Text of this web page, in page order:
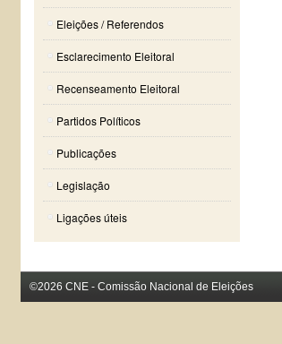
Eleições / Referendos
Esclarecimento Eleitoral
Recenseamento Eleitoral
Partidos Políticos
Publicações
Legislação
Ligações úteis
©2026 CNE - Comissão Nacional de Eleições